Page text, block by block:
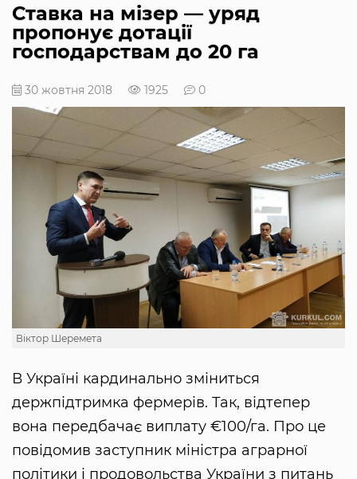
Ставка на мізер — уряд
пропонує дотації
господарствам до 20 га
30 жовтня 2018 1925 0
Віктор Шеремета
В Україні кардинально зміниться
держпідтримка фермерів. Так, відтепер
вона передбачає виплату €100/га. Про це
повідомив заступник міністра аграрної
політики і продовольства України з питань